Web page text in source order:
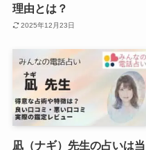
理由とは？
2025年12月23日
凪（ナギ）先生の占いは当